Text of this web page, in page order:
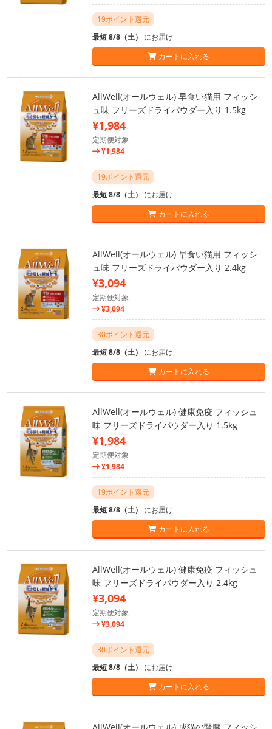
19ポイント還元
最短 8/8（土） にお届け
カートに入れる
AllWell(オールウェル) 早食い猫用 フィッシ
ュ味 フリーズドライパウダー入り 1.5kg
¥1,984
定期便対象
¥1,984
19ポイント還元
最短 8/8（土） にお届け
カートに入れる
AllWell(オールウェル) 早食い猫用 フィッシ
ュ味 フリーズドライパウダー入り 2.4kg
¥3,094
定期便対象
¥3,094
30ポイント還元
最短 8/8（土） にお届け
カートに入れる
AllWell(オールウェル) 健康免疫 フィッシュ
味 フリーズドライパウダー入り 1.5kg
¥1,984
定期便対象
¥1,984
19ポイント還元
最短 8/8（土） にお届け
カートに入れる
AllWell(オールウェル) 健康免疫 フィッシュ
味 フリーズドライパウダー入り 2.4kg
¥3,094
定期便対象
¥3,094
30ポイント還元
最短 8/8（土） にお届け
カートに入れる